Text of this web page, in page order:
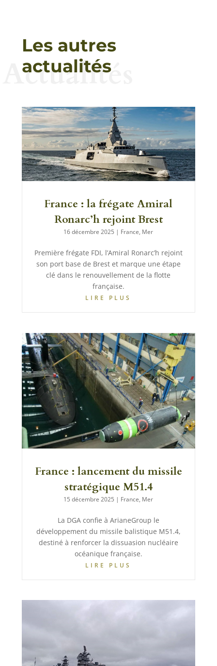
Les autres
actualités
Actualités
France : la frégate Amiral
Ronarc’h rejoint Brest
16 décembre 2025 | France, Mer
Première frégate FDI, l’Amiral Ronarc’h rejoint
son port base de Brest et marque une étape
clé dans le renouvellement de la flotte
française.
LIRE PLUS
France : lancement du missile
stratégique M51.4
15 décembre 2025 | France, Mer
La DGA confie à ArianeGroup le
développement du missile balistique M51.4,
destiné à renforcer la dissuasion nucléaire
océanique française.
LIRE PLUS